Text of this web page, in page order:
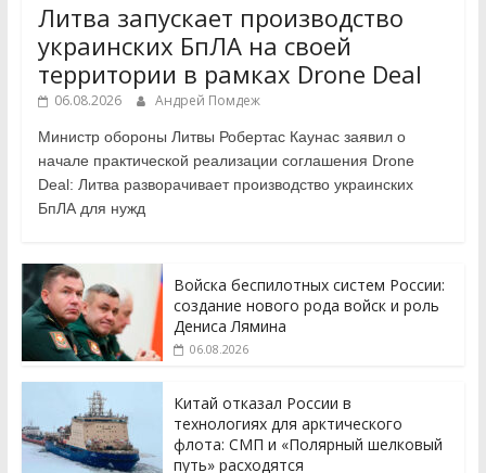
Литва запускает производство
украинских БпЛА на своей
территории в рамках Drone Deal
06.08.2026 Андрей Помдеж
Министр обороны Литвы Робертас Каунас заявил о
начале практической реализации соглашения Drone
Deal: Литва разворачивает производство украинских
БпЛА для нужд
Войска беспилотных систем России:
создание нового рода войск и роль
Дениса Лямина
06.08.2026
Китай отказал России в
технологиях для арктического
флота: СМП и «Полярный шелковый
путь» расходятся